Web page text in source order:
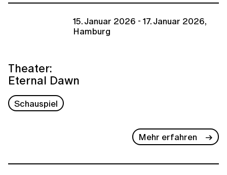
15. Januar 2026 - 17. Januar 2026,
Hamburg
Theater:
Eternal Dawn
Schauspiel
Mehr erfahren